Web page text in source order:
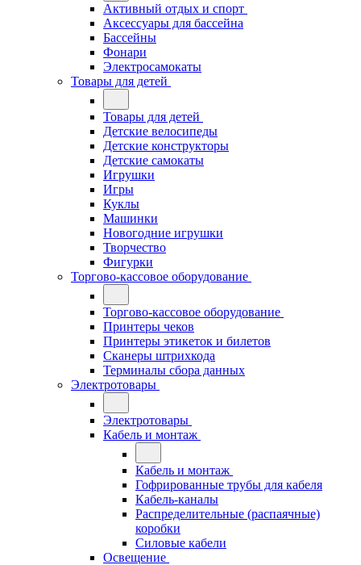
Активный отдых и спорт
Аксессуары для бассейна
Бассейны
Фонари
Электросамокаты
Товары для детей
Товары для детей
Детские велосипеды
Детские конструкторы
Детские самокаты
Игрушки
Игры
Куклы
Машинки
Новогодние игрушки
Творчество
Фигурки
Торгово-кассовое оборудование
Торгово-кассовое оборудование
Принтеры чеков
Принтеры этикеток и билетов
Сканеры штрихкода
Терминалы сбора данных
Электротовары
Электротовары
Кабель и монтаж
Кабель и монтаж
Гофрированные трубы для кабеля
Кабель-каналы
Распределительные (распаячные)
коробки
Силовые кабели
Освещение